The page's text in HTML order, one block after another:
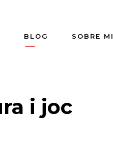
BLOG SOBRE MI
i joc